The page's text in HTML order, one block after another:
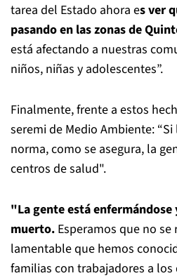
tarea del Estado ahora es ver
pasando en las zonas de
está afectando a nuestras
niños, niñas y adolescentes”.
Finalmente, frente a estos
seremi de Medio Ambiente:
norma, como se asegura, la
centros de salud".
"La gente está enfermándose
muerto. Esperamos que no
lamentable que hemos
familias con trabajadores a